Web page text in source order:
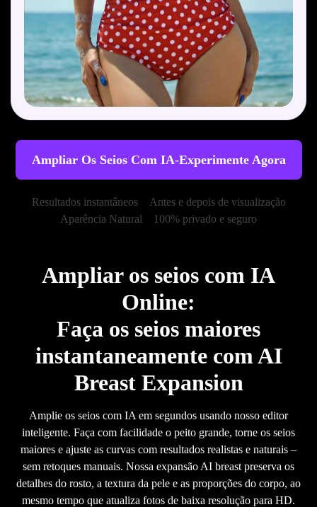
Ampliar Os Seios Com IA-Experimente Agora
Resultados instantâneos
Antes e depois de visualização
Aparência Natural
100% privado e seguro
Ampliar os seios com IA
Online:
Faça os seios maiores
instantaneamente com AI
Breast Expansion
Amplie os seios com IA em segundos usando nosso editor
inteligente. Faça com facilidade o peito grande, torne os seios
maiores e ajuste as curvas com resultados realistas e naturais –
sem retoques manuais. Nossa expansão AI breast preserva os
detalhes do rosto, a textura da pele e as proporções do corpo, ao
mesmo tempo que atualiza fotos de baixa resolução para HD.